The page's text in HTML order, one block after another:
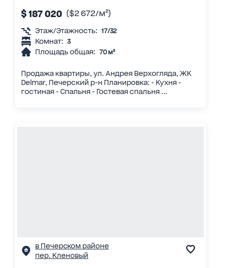
$ 187 020 ($2 672/м²)
Этаж/Этажность: 17/32
Комнат: 3
Площадь общая: 70 м²
Продажа квартиры, ул. Андрея Верхогляда, ЖК
Delmar, Печерский р-н Планировка: - Кухня -
гостиная - Спальня - Гостевая спальня ...
в Печерском районе
пер. Кленовый